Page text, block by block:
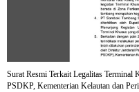
Surat Resmi Terkait Legalitas
PSDKP, Kementerian Kelautan dan